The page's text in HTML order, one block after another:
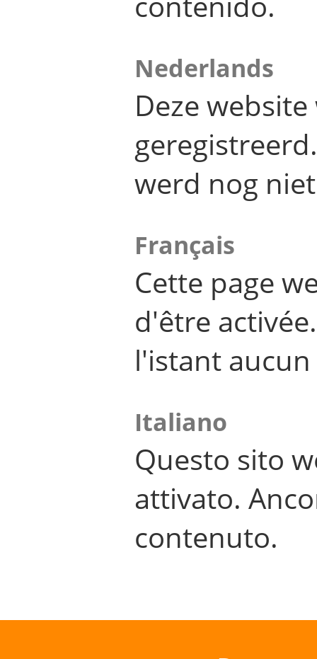
Nederlands
Deze
werd nog
Français
Cette page
d'être
l'istant
Italiano
Questo sito
attivato.
contenuto.